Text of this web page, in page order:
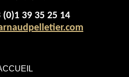
(0)1 39 35 25 14